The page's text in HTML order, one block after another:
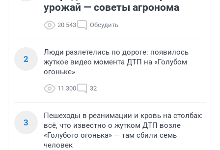
урожай — советы агронома
20 543 Обсудить
2
Люди разлетелись по дороге: появилось
жуткое видео момента ДТП на «Голубом
огоньке»
11 300 32
3
Пешеходы в реанимации и кровь на столбах:
всё, что известно о жутком ДТП возле
«Голубого огонька» — там сбили семь
человек